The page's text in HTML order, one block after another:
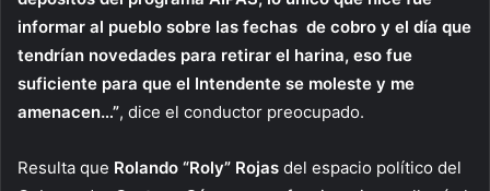
informar al pueblo sobre las fechas de cobro y el día que
tendrían novedades para retirar el harina, eso fue
suficiente para que el Intendente se moleste y me
amenacen…”, dice el conductor preocupado.
Resulta que Rolando “Roly” Rojas del espacio político del